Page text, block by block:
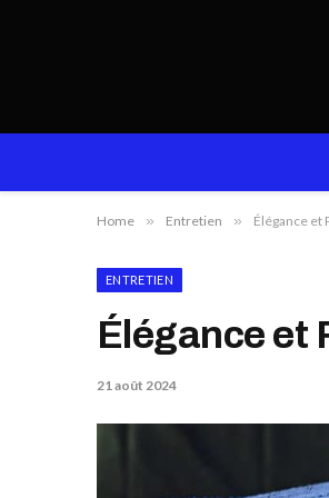
Home » Entretien » Élégance et
ENTRETIEN
Élégance et
21 août 2024